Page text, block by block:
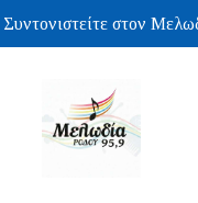
στον